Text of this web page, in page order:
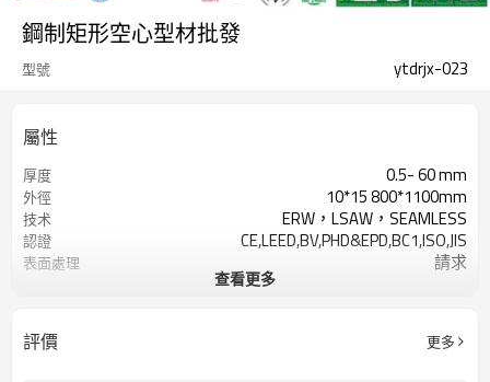
鋼制矩形空心型材批發
型號 ytdrjx-023
屬性
厚度 0.5- 60 mm
外徑 10*15 800*1100mm
技术 ERW，LSAW，SEAMLESS
認證 CE,LEED,BV,PHD&EPD,BC1,ISO,JIS
表面處理 請求
等級
Gr.C,S235,S275,S355,S420,S460,
查看更多
評價 更多